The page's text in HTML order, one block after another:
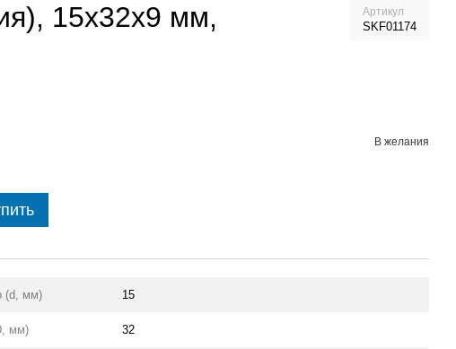
15x32x9 мм,
Артикул
SKF01174
В желания
(d, мм) 15
мм) 32